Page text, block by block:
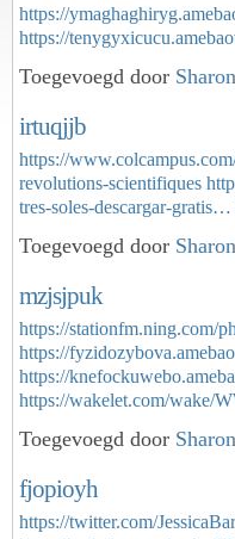
https://
https://
Toegevoegd door Sharon
irtuqjjb
https://
revolutions-scientifiques
tres-soles-descargar-gratis…
Toegevoegd door Sharon
mzjsjpuk
https://stationfm.ning.com/
https://
https://
https://wakelet.com/
Toegevoegd door Sharon
fjopioyh
https://twitter.com/